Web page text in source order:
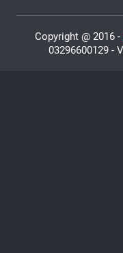
Copyright @ 2016 -
03296600129 -